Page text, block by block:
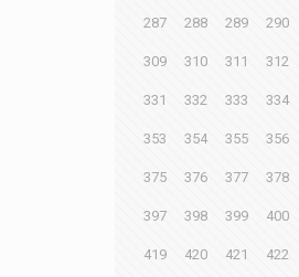
287 288 289 290
309 310 311 312
331 332 333 334
353 354 355 356
375 376 377 378
397 398 399 400
419 420 421 422